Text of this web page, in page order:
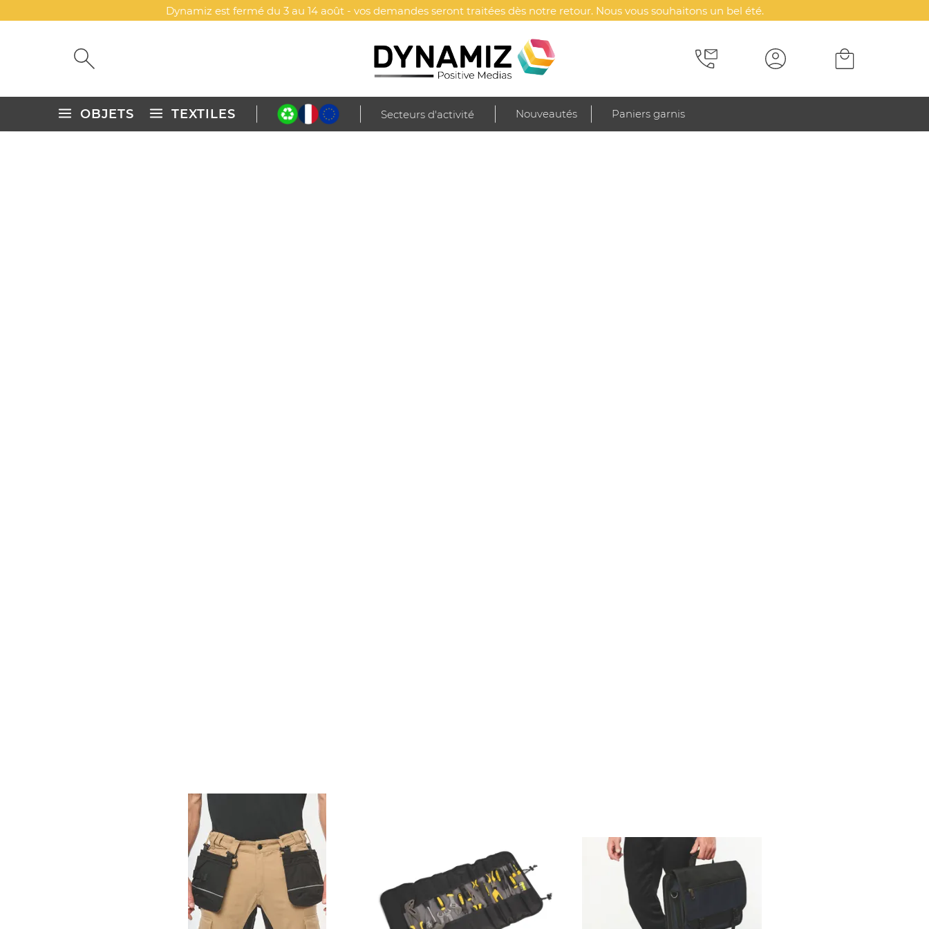
Dynamiz est fermé du 3 au 14 août - vos demandes seront traitées dès notre retour. Nous vous souhaitons un bel été.
Secteurs d'activité
OBJETS TEXTILES Nouveautés Paniers garnis
Sacs à outils
Outils de bricolage
Bricolage, jardin & animaux
Accueil
PERSONNALISER UN SAC À OUTILS AVEC VOTRE LOGO
La personnalisation transforme un sac à outils en un véritable support publicitaire. En y apposant votre logo, vous véhiculez votre identité de marque de
manière professionnelle et mémorable. Ce type de goodies allie l’utile à l’agréable, laissant une impression durable auprès de vos partenaires, clients ou
collaborateurs. En choisissant un modèle de sac personnalisé, vous investissez dans un article qui allie visibilité et durabilité, parfait pour transmettre vos
valeurs et affirmer votre présence dans votre secteur.
UN SAC À OUTILS PUBLICITAIRE : POUR QUI ?